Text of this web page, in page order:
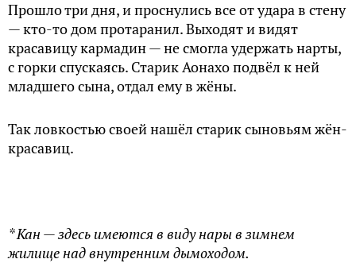
Прошло три дня, и проснулись все от удара в стену
— кто-то дом протаранил. Выходят и видят
красавицу кармадин — не смогла удержать нарты,
с горки спускаясь. Старик Аонахо подвёл к ней
младшего сына, отдал ему в жёны.
Так ловкостью своей нашёл старик сыновьям жён-
красавиц.
* Кан — здесь имеются в виду нары в зимнем
жилище над внутренним дымоходом.